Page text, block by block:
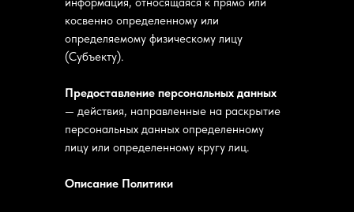
косвенно определенному или
определяемому физическому лицу
(Субъекту).
Предоставление персональных данных
— действия, направленные на раскрытие
персональных данных определенному
лицу или определенному кругу лиц.
Описание Политики